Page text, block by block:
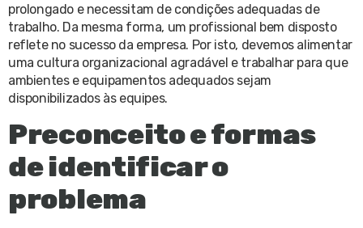
prolongado e necessitam de condições adequadas de
trabalho. Da mesma forma, um profissional bem disposto
reflete no sucesso da empresa. Por isto, devemos alimentar
uma cultura organizacional agradável e trabalhar para que
ambientes e equipamentos adequados sejam
disponibilizados às equipes.
Preconceito e formas
de identificar o
problema